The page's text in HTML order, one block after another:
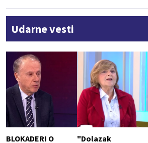
Udarne vesti
BLOKADERI O
"Dolazak